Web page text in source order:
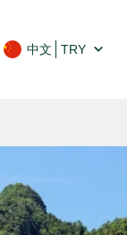
中文 TRY